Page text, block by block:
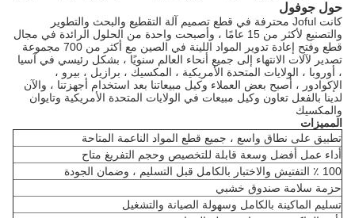
حول جوفول
كانت Joful محترفة في قطع تصميم آلة التقطيع والبحث والتطوير
والتصنيع لأكثر من 15 عامًا ، وأصبحت واحدة من الحلول الرائدة في مجال
قطع وفتح إعادة تدوير المواد اللينة في الصين مع أكثر من 700 مجموعة
تصدير لآلات الانتهاء إلى جميع أنحاء العالم سنويًا ، بشكل رئيسي في آسيا
، أوروبا ، الولايات المتحدة الأمريكية ، المكسيك ، برازيل ، بيرو ،
الإكوادور ، أصبح بعض العملاء وكيل مبيعاتنا بعد استخدام أجهزتنا ، والآن
لدينا بالفعل تعاون وكيل مبيعات في الولايات المتحدة الأمريكية وتايوان
والمكسيك
المميزات
تطبيق على نطاق واسع ، جميع قطع المواد الناعمة المتاحة
أداء عمل أفضل وسعة قابلة للتخصيص وحجم التفريغ متاح
100 ٪ التفتيش والاختبار بالكامل قبل التسليم ، وضمان الجودة
حزمة سلامة صندوق خشبي
تسليم الماكينة بالكامل وسهولة الصيانة والتشغيل